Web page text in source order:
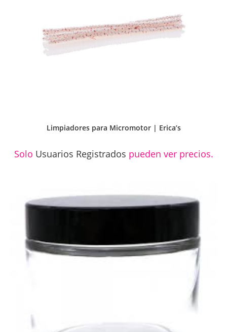
Limpiadores para Micromotor | Erica’s
Solo Usuarios Registrados pueden ver precios.